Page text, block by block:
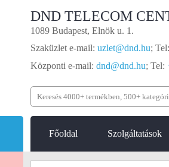
DND TELECOM
1089 Budapest, Elnök u. 1.
Szaküzlet e-mail: uzlet@dnd.hu; Tel:
Központi e-mail: dnd@dnd.hu; Tel:
Főoldal Szolgáltatások